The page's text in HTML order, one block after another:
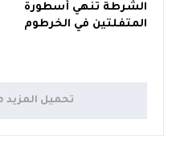
الشرطة تنهي أسطورة
المتفلتين في الخرطوم
تحميل